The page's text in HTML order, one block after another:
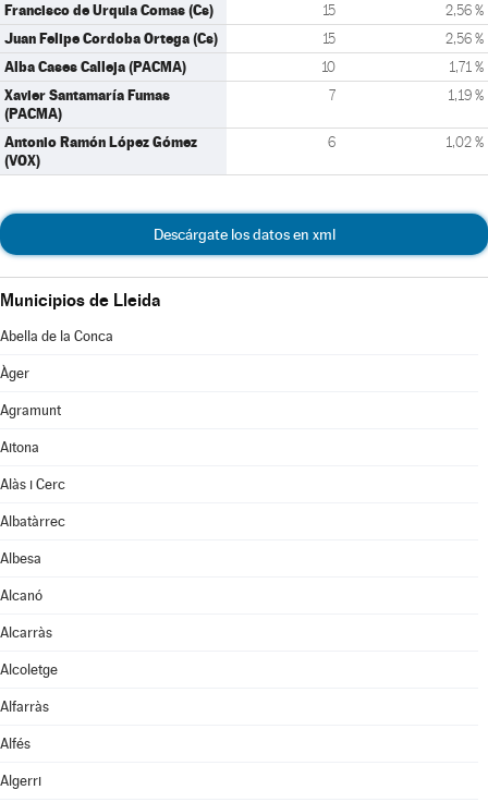
Francisco de Urquia Comas (Cs) 15 2,56 %
Juan Felipe Cordoba Ortega (Cs) 15 2,56 %
Alba Cases Calleja (PACMA) 10 1,71 %
Xavier Santamaría Fumas
(PACMA)
7 1,19 %
Antonio Ramón López Gómez
(VOX)
6 1,02 %
Descárgate los datos en xml
Municipios de Lleida
Abella de la Conca
Àger
Agramunt
Aitona
Alàs i Cerc
Albatàrrec
Albesa
Alcanó
Alcarràs
Alcoletge
Alfarràs
Alfés
Algerri